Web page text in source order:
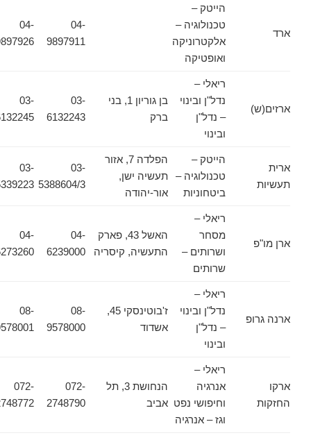
ארד
הייטק –
טכנולוגיה –
אלקטרוניקה
ואופטיקה
04-
9897911
04-
9897926
ארזים(ש)
ריאלי –
נדל"ן ובינוי
– נדל"ן
ובינוי
בן גוריון 1, בני
ברק
03-
6132243
03-
6132245
ארית
תעשיות
הייטק –
טכנולוגיה –
ביטחוניות
הפלדה 7, אזור
תעשיה ישן,
אור-יהודה
03-
5388604/3
03-
5339223
ארן מו"פ
ריאלי –
מסחר
ושרותים –
שרותים
האשל 43, פארק
התעשיה, קיסריה
04-
6239000
04-
6273260
ארנה גרופ
ריאלי –
נדל"ן ובינוי
– נדל"ן
ובינוי
ז'בוטינסקי 45,
אשדוד
08-
9578000
08-
9578001
ארקו
החזקות
ריאלי –
אנרגיה
וחיפושי נפט
וגז – אנרגיה
הנחושת 3, תל
אביב
072-
2748790
072-
2748772